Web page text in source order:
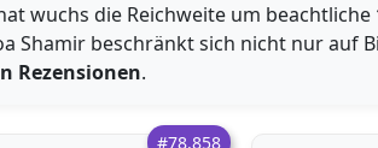
wuchs die Reichweite um beachtliche
Shamir beschränkt sich nicht nur auf
Rezensionen.
#78.858